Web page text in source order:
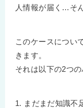
人情報が届く…そ
このケースについ
きます。
それは以下の2つ
1. まだまだ知識不